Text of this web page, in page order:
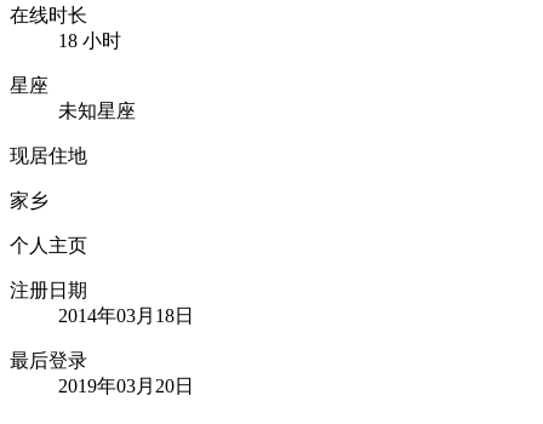
在线时长
18 小时
星座
未知星座
现居住地
家乡
个人主页
注册日期
2014年03月18日
最后登录
2019年03月20日